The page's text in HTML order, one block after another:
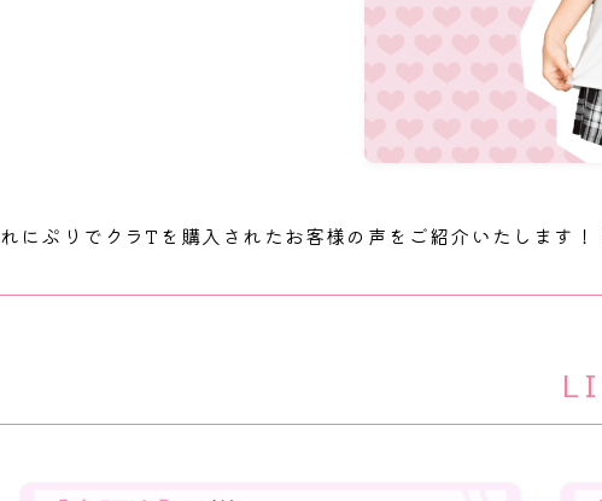
れにぷりでクラTを購入されたお客様の声をご紹介いたします